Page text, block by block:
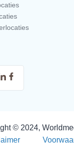
© 2024,